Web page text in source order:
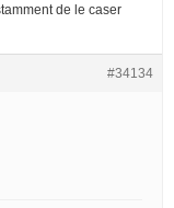
de le caser
#34134